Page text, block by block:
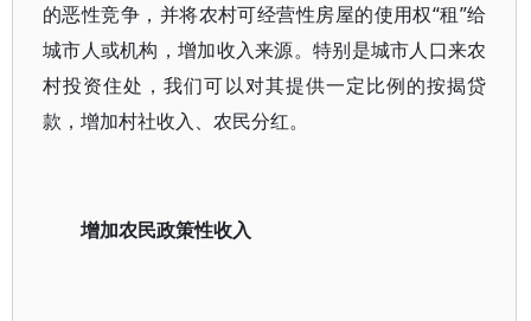
的恶性竞争，并将农村可经营性房屋的使用权“租”给
城市人或机构，增加收入来源。特别是城市人口来农
村投资住处，我们可以对其提供一定比例的按揭贷
款，增加村社收入、农民分红。
增加农民政策性收入